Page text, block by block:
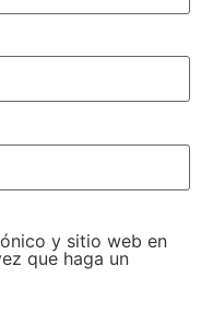
y sitio web en
que haga un